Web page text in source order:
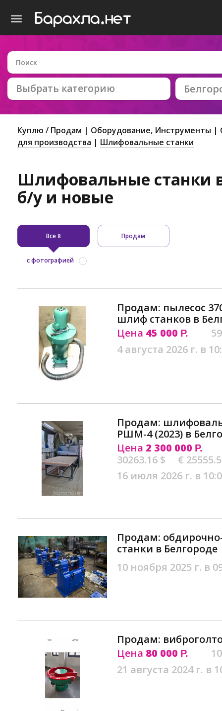
Выбрать категорию
Куплю / Продам Оборудование, Инструменты
для производства
Шлифовальные станки
Шлифовальные станки
б/у и новые
Все8 Продам
с фотографией
Продам: пылесос
шлиф станков в
Цена 45 000 Р.
4 августа 2026 г. в
Продам:
РШМ-4 (2023) в
Цена 2 300 000 Р.
30263.16 $
€
16 июля 2026 г. в
Продам:
станки в Белгороде
10 ноября 2025 г. в
Продам:
Цена 80 000 Р.
21 августа 2024 г. в